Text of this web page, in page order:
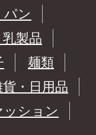
パン
乳製品
麺類
貨・日用品
ッション